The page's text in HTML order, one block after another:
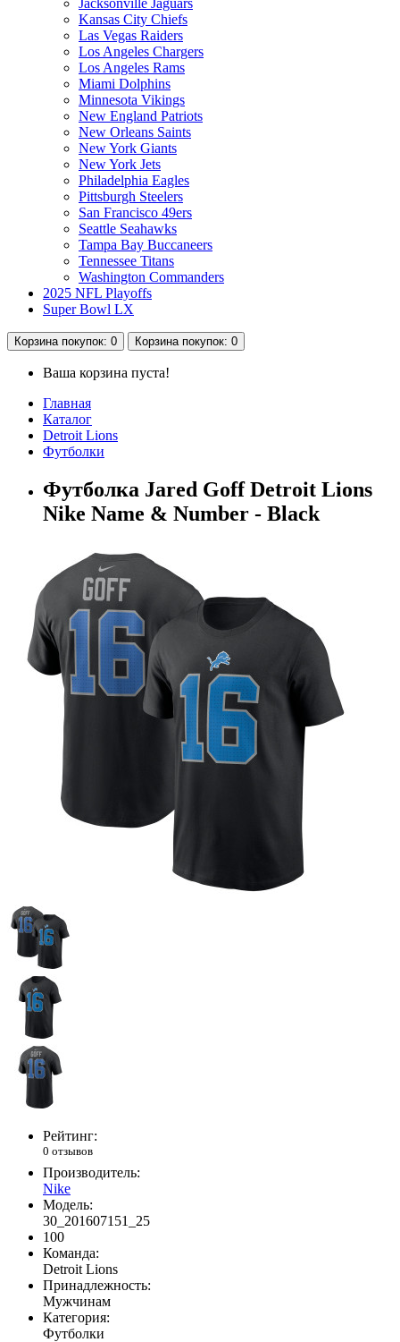
Kansas City Chiefs
Las Vegas Raiders
Los Angeles Chargers
Los Angeles Rams
Miami Dolphins
Minnesota Vikings
New England Patriots
New Orleans Saints
New York Giants
New York Jets
Philadelphia Eagles
Pittsburgh Steelers
San Francisco 49ers
Seattle Seahawks
Tampa Bay Buccaneers
Tennessee Titans
Washington Commanders
2025 NFL Playoffs
Super Bowl LX
Корзина покупок: 0 Корзина покупок: 0
Ваша корзина пуста!
Главная
Каталог
Detroit Lions
Футболки
Футболка Jared Goff Detroit Lions
Nike Name & Number - Black
Рейтинг:
0 отзывов
Производитель:
Nike
Модель:
30_201607151_25
100
Команда:
Detroit Lions
Принадлежность:
Мужчинам
Категория:
Футболки